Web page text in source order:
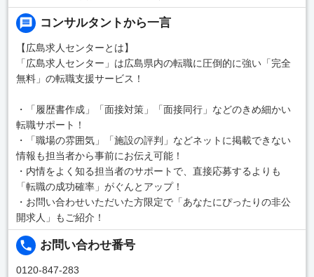
コンサルタントから一言
【広島求人センターとは】
「広島求人センター」は広島県内の転職に圧倒的に強い「完全
無料」の転職支援サービス！
・「履歴書作成」「面接対策」「面接同行」などのきめ細かい
転職サポート！
・「職場の雰囲気」「施設の評判」などネットに掲載できない
情報も担当者から事前にお伝え可能！
・内情をよく知る担当者のサポートで、直接応募するよりも
「転職の成功確率」がぐんとアップ！
・お問い合わせいただいた方限定で「あなたにぴったりの非公
開求人」もご紹介！
お問い合わせ番号
0120-847-283